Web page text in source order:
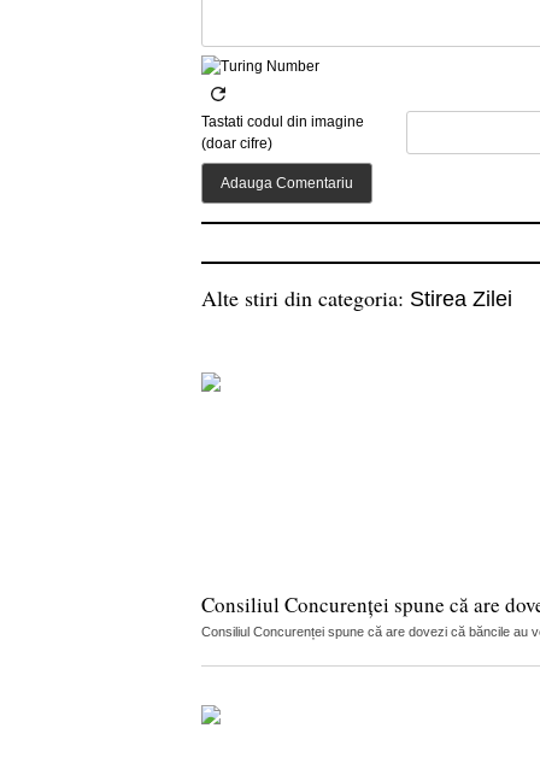
Tastati codul din imagine
(doar cifre)
Alte stiri din categoria: Stirea Zilei
Consiliul Concurenței spune că are
Consiliul Concurenței spune că are dovezi că băncile au